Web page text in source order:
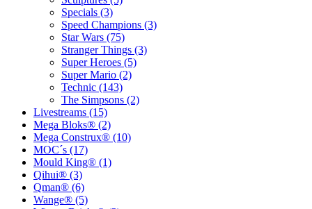
Specials (3)
Speed Champions (3)
Star Wars (75)
Stranger Things (3)
Super Heroes (5)
Super Mario (2)
Technic (143)
The Simpsons (2)
Livestreams (15)
Mega Bloks® (2)
Mega Construx® (10)
MOC´s (17)
Mould King® (1)
Qihui® (3)
Qman® (6)
Wange® (5)